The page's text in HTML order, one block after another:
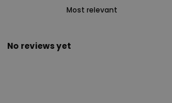
No reviews yet